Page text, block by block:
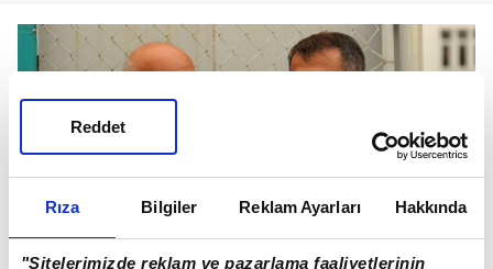
Rıza Bilgiler Reklam Ayarları Hakkında
"Sitelerimizde reklam ve pazarlama faaliyetlerinin
Reddet